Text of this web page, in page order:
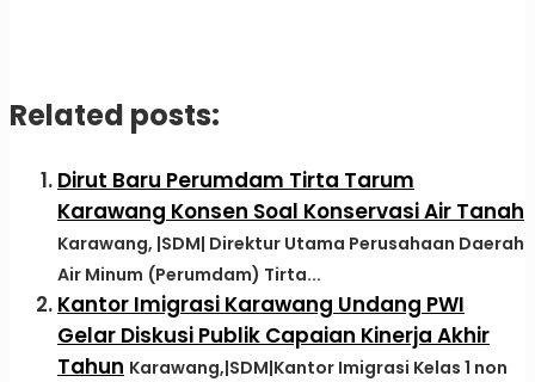
Related posts:
Dirut Baru Perumdam Tirta Tarum
Karawang Konsen Soal Konservasi Air Tanah
Karawang, |SDM| Direktur Utama Perusahaan Daerah
Air Minum (Perumdam) Tirta...
Kantor Imigrasi Karawang Undang PWI
Gelar Diskusi Publik Capaian Kinerja Akhir
Tahun Karawang,|SDM|Kantor Imigrasi Kelas 1 non